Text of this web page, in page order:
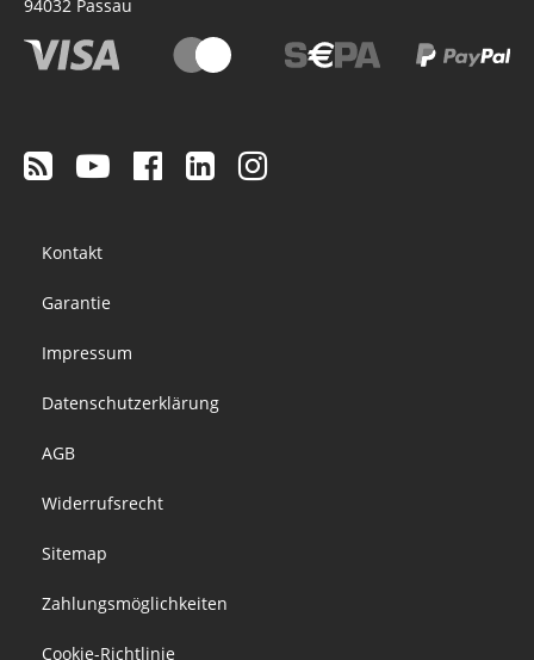
94032 Passau
menu
Kontakt
Garantie
Impressum
Datenschutzerklärung
AGB
Widerrufsrecht
Sitemap
Zahlungsmöglichkeiten
Cookie-Richtlinie